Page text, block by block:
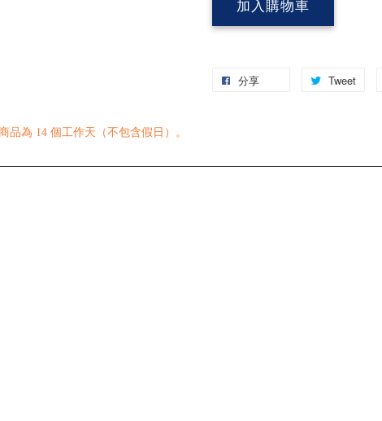
加入購物車
分享 Tweet
為 14 個工作天（不包含假日）。